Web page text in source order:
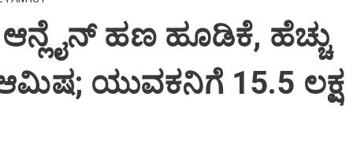
ಆನ್ಲೈನ್‌ ಹಣ ಹೂಡಿಕೆ, ಹೆಚ್ಚು
ಯುವಕನಿಗೆ 15.5 ಲಕ್ಷ